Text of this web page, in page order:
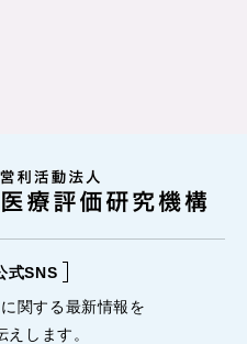
式SNS
関する最新情報を
えします。